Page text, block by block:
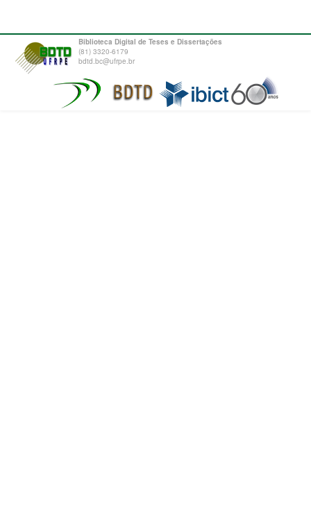
Biblioteca Digital de Teses e Dissertações
(81) 3320-6179
bdtd.bc@ufrpe.br